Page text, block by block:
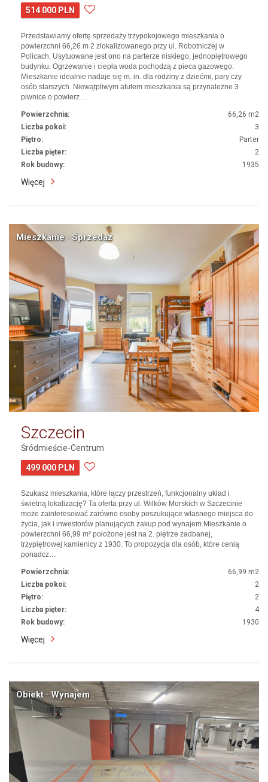
514 000 PLN
Przedstawiamy ofertę sprzedaży trzypokojowego mieszkania o
powierzchni 66,26 m 2 zlokalizowanego przy ul. Robotniczej w
Policach. Usytuowane jest ono na parterze niskiego, jednopiętrowego
budynku. Ogrzewanie i ciepła woda pochodzą z pieca gazowego.
Mieszkanie idealnie nadaje się m. in. dla rodziny z dziećmi, pary czy
osób starszych. Niewątpliwym atutem mieszkania są przynależne 3
piwnice o powierz…
Powierzchnia:
66,26 m2
Liczba pokoi:
3
Piętro:
Parter
Liczba pięter:
2
Rok budowy:
1935
Więcej
Mieszkanie · Sprzedaż
Szczecin
Śródmieście-Centrum
499 000 PLN
Szukasz mieszkania, które łączy przestrzeń, funkcjonalny układ i
świetną lokalizację? Ta oferta przy ul. Wilków Morskich w Szczecinie
może zainteresować zarówno osoby poszukujące własnego miejsca do
życia, jak i inwestorów planujących zakup pod wynajem.Mieszkanie o
powierzchni 66,99 m² położone jest na 2. piętrze zadbanej,
trzypiętrowej kamienicy z 1930. To propozycja dla osób, które cenią
ponadcz…
Powierzchnia:
66,99 m2
Liczba pokoi:
2
Piętro:
2
Liczba pięter:
4
Rok budowy:
1930
Więcej
Obiekt · Wynajem